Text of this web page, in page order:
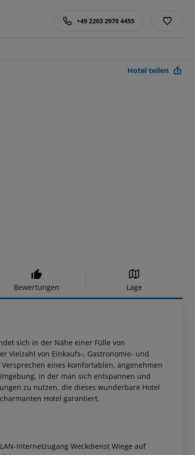
+49 2203 2970 4455
Hotel teilen
Bewertungen Lage
sich in der Nähe einer Fülle von
Vielzahl von Einkaufs-, Gastronomie- und
eines komfortablen, angenehmen
in der man sich entspannen und
zu nutzen, die dieses wunderbare Hotel
Hotel garantiert.
Internetzugang Weckdienst Wiege auf